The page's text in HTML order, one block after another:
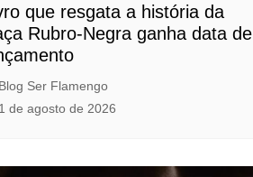
que resgata a história da
Rubro-Negra ganha data de
Blog Ser Flamengo
1 de agosto de 2026